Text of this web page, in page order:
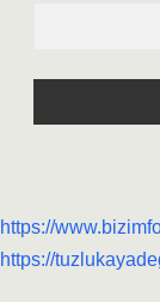
https://
https://